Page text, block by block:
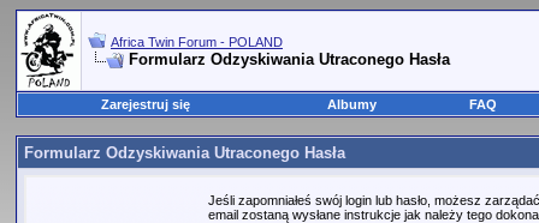
Africa Twin Forum - POLAND
Formularz Odzyskiwania Utraconego Hasła
Zarejestruj się Albumy FAQ
Formularz Odzyskiwania Utraconego Hasła
Jeśli zapomniałeś swój login lub hasło, możesz
email zostaną wysłane instrukcje jak należy tego